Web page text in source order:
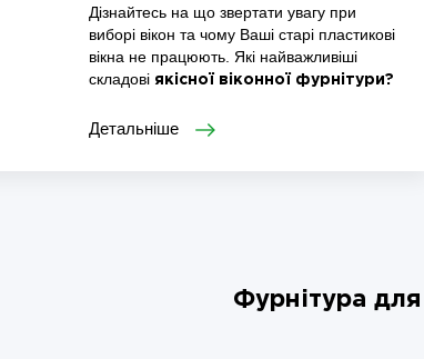
Дізнайтесь на що звертати увагу при
виборі вікон та чому Ваші старі пласти­кові
вікна не працюють. Які найважливіші
складові якісної віконної фурнітури?
Детальніше
Фурнітура